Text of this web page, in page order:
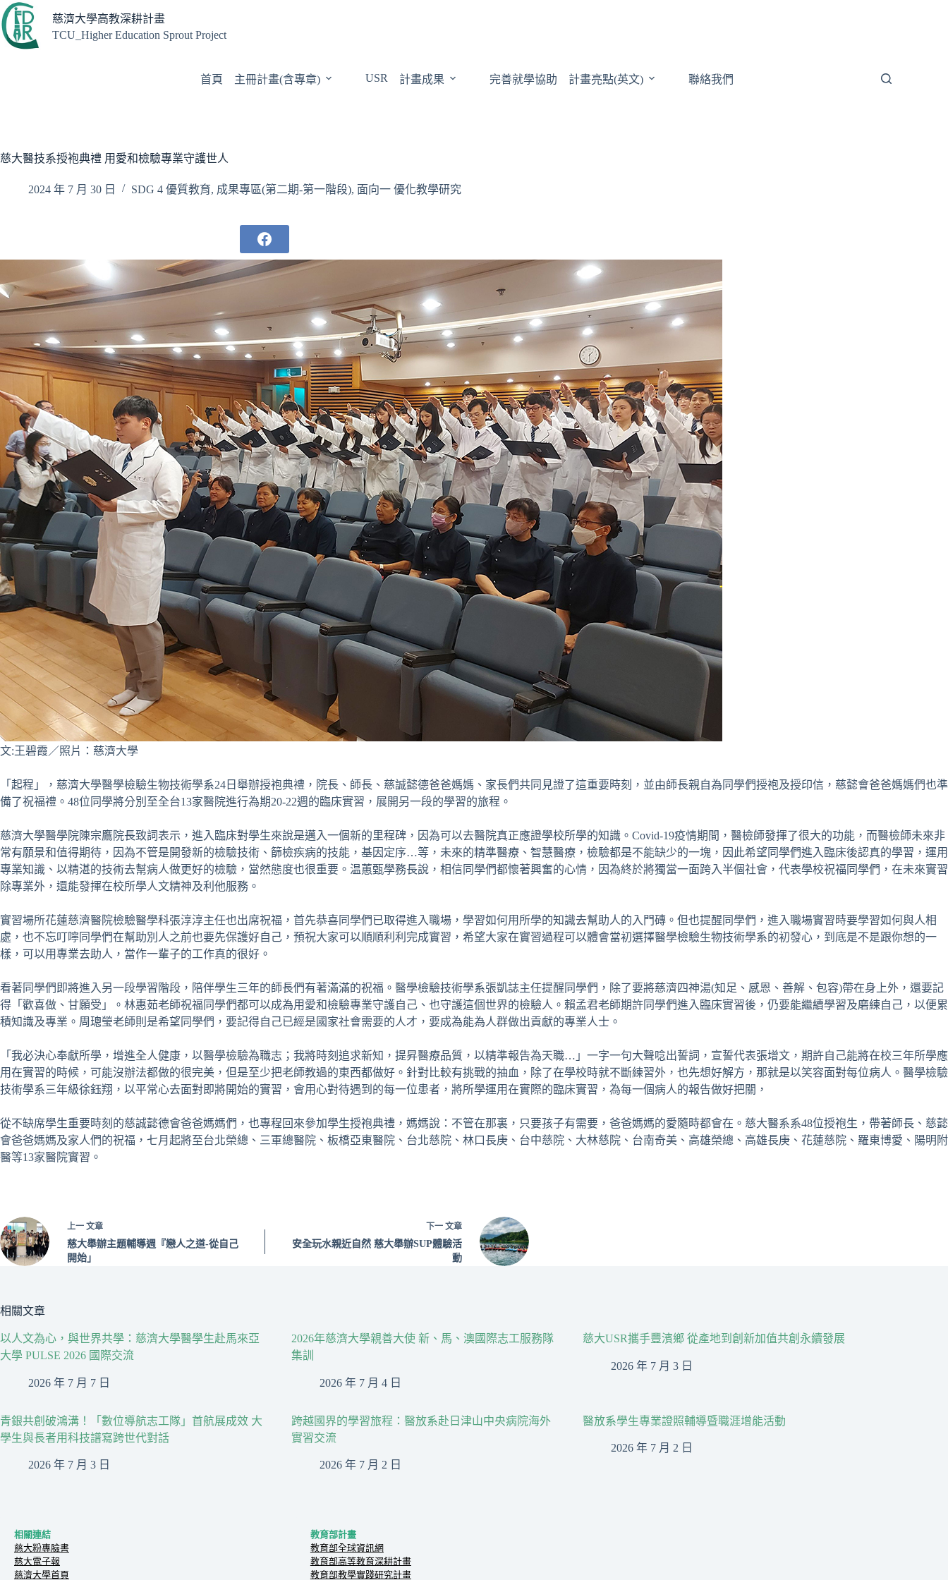
跳
至
主
慈濟大學高教深耕計畫
TCU_Higher Education Sprout Project
首頁 主冊計畫(含專章) USR 計畫成果 完善就學協助 計畫亮點(英文) 聯絡我們
慈大醫技系授袍典禮 用愛和檢驗專業守護世人
2024 年 7 月 30 日 SDG 4 優質教育, 成果專區(第二期-第一階段), 面向一 優化教學研究
文:王碧霞／照片：慈濟大學
「起程」，慈濟大學醫學檢驗生物技術學系24日舉辦授袍典禮，院長、師長、慈誠懿德爸爸媽媽、家長們共同見證了這重要時刻，並由師長親自為同學們授袍及授印信，慈懿會爸爸媽媽們也準
備了祝福禮。48位同學將分別至全台13家醫院進行為期20-22週的臨床實習，展開另一段的學習的旅程。
慈濟大學醫學院陳宗鷹院長致詞表示，進入臨床對學生來說是邁入一個新的里程碑，因為可以去醫院真正應證學校所學的知識。Covid-19疫情期間，醫檢師發揮了很大的功能，而醫檢師未來非
常有願景和值得期待，因為不管是開發新的檢驗技術、篩檢疾病的技能，基因定序…等，未來的精準醫療、智慧醫療，檢驗都是不能缺少的一塊，因此希望同學們進入臨床後認真的學習，運用
專業知識、以精湛的技術去幫病人做更好的檢驗，當然態度也很重要。温蕙甄學務長說，相信同學們都懷著興奮的心情，因為終於將獨當一面跨入半個社會，代表學校祝福同學們，在未來實習
除專業外，還能發揮在校所學人文精神及利他服務。
實習場所花蓮慈濟醫院檢驗醫學科張淳淳主任也出席祝福，首先恭喜同學們已取得進入職場，學習如何用所學的知識去幫助人的入門磚。但也提醒同學們，進入職場實習時要學習如何與人相
處，也不忘叮嚀同學們在幫助別人之前也要先保護好自己，預祝大家可以順順利利完成實習，希望大家在實習過程可以體會當初選擇醫學檢驗生物技術學系的初發心，到底是不是跟你想的一
樣，可以用專業去助人，當作一輩子的工作真的很好。
看著同學們即將進入另一段學習階段，陪伴學生三年的師長們有著滿滿的祝福。醫學檢驗技術學系張凱誌主任提醒同學們，除了要將慈濟四神湯(知足、感恩、善解、包容)帶在身上外，還要記
得「歡喜做、甘願受」。林惠茹老師祝福同學們都可以成為用愛和檢驗專業守護自己、也守護這個世界的檢驗人。賴孟君老師期許同學們進入臨床實習後，仍要能繼續學習及磨練自己，以便累
積知識及專業。周璁瑩老師則是希望同學們，要記得自己已經是國家社會需要的人才，要成為能為人群做出貢獻的專業人士。
「我必決心奉獻所學，增進全人健康，以醫學檢驗為職志；我將時刻追求新知，提昇醫療品質，以精準報告為天職…」一字一句大聲唸出誓詞，宣誓代表張增文，期許自己能將在校三年所學應
用在實習的時候，可能沒辦法都做的很完美，但是至少把老師教過的東西都做好。針對比較有挑戰的抽血，除了在學校時就不斷練習外，也先想好解方，那就是以笑容面對每位病人。醫學檢驗
技術學系三年級徐鈺翔，以平常心去面對即將開始的實習，會用心對待遇到的每一位患者，將所學運用在實際的臨床實習，為每一個病人的報告做好把關，
從不缺席學生重要時刻的慈誠懿德會爸爸媽媽們，也專程回來參加學生授袍典禮，媽媽說：不管在那裏，只要孩子有需要，爸爸媽媽的愛隨時都會在。慈大醫系系48位授袍生，帶著師長、慈懿
會爸爸媽媽及家人們的祝福，七月起將至台北榮總、三軍總醫院、板橋亞東醫院、台北慈院、林口長庚、台中慈院、大林慈院、台南奇美、高雄榮總、高雄長庚、花蓮慈院、羅東博愛、陽明附
醫等13家醫院實習。
上一 文章
慈大舉辦主題輔導週『戀人之道-從自己
開始」
下一 文章
安全玩水親近自然 慈大舉辦SUP體驗活
動
相關文章
以人文為心，與世界共學：慈濟大學醫學生赴馬來亞
大學 PULSE 2026 國際交流
2026 年 7 月 7 日
2026年慈濟大學親善大使 新、馬、澳國際志工服務隊
集訓
2026 年 7 月 4 日
慈大USR攜手豐濱鄉 從產地到創新加值共創永續發展
2026 年 7 月 3 日
青銀共創破鴻溝！「數位導航志工隊」首航展成效 大
學生與長者用科技譜寫跨世代對話
2026 年 7 月 3 日
跨越國界的學習旅程：醫放系赴日津山中央病院海外
實習交流
2026 年 7 月 2 日
醫放系學生專業證照輔導暨職涯增能活動
2026 年 7 月 2 日
相關連結
慈大粉專臉書
慈大電子報
慈濟大學首頁
教育部計畫
教育部全球資訊網
教育部高等教育深耕計畫
教育部教學實踐研究計畫